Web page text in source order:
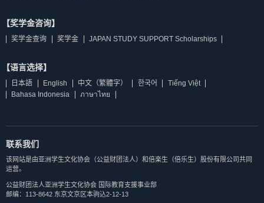
【奖学金咨询】
奖学金查询 奖学金 JAPAN STUDY SUPPORT Scholarships
【语言选择】
日本語 English 中文（繁體字） 한국어
Tiếng Việt
Bahasa Indonesia
ภาษาไทย
联系我们
该网站是由亚洲学生文化协会（公益财团法人）和倍楽生（倍乐生）股份有限公司共同
运营。
公益财团法人亚洲学生文化协会 国际教育支援事业部
邮编：113-8642 东京文京区本驹込2-12-13